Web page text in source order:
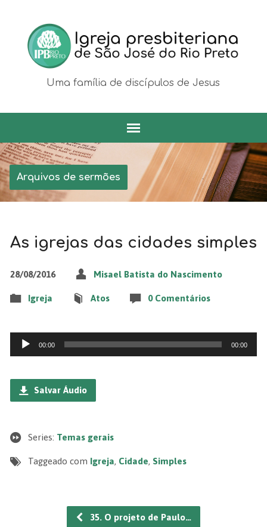
Uma família de discípulos de Jesus
Arquivos de sermões
As igrejas das cidades simples
28/08/2016 Misael Batista do Nascimento
Igreja Atos 0 Comentários
Tocador
de
áudio
00:00 00:00
Salvar Áudio
Series: Temas gerais
Taggeado com Igreja, Cidade, Simples
35. O projeto de Paulo…